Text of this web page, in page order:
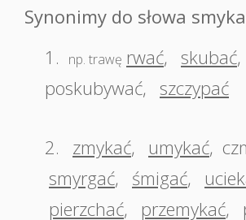
Synonimy do słowa
1.
np. trawę rwać, skubać,
poskubywać, szczypać
2. zmykać, umykać,
smyrgać, śmigać,
pierzchać, przemykać,